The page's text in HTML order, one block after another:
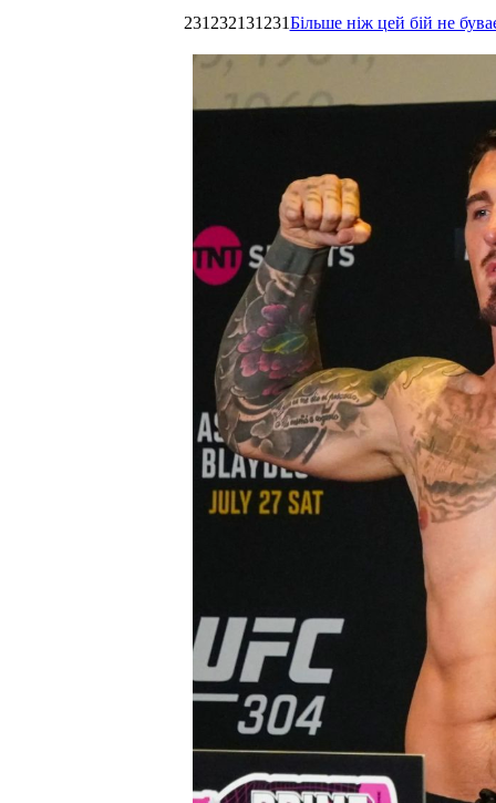
231232131231Більше ніж цей бій не